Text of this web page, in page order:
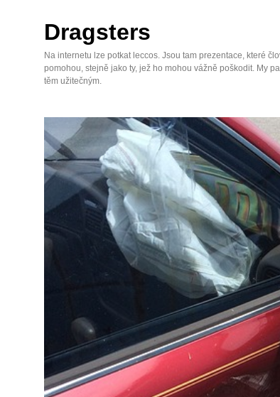
to
content
Dragsters
Na internetu lze potkat leccos. Jsou tam prezentace, které
pomohou, stejně jako ty, jež ho mohou vážně poškodit. My
těm užitečným.